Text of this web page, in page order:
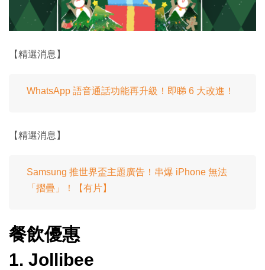
【精選消息】
WhatsApp 語音通話功能再升級！即睇 6 大改進！
【精選消息】
Samsung 推世界盃主題廣告！串爆 iPhone 無法
「摺疊」！【有片】
餐飲優惠
1. Jollibee